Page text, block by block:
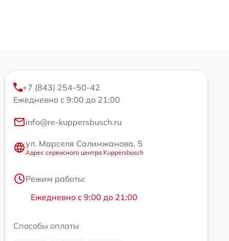
+7 (843) 254-50-42
Ежедневно с 9:00 до 21:00
info@re-kuppersbusch.ru
ул. Марселя Салимжанова, 5
Адрес сервисного центра Kuppersbusch
Режим работы:
Ежедневно с 9:00 до 21:00
Способы оплаты